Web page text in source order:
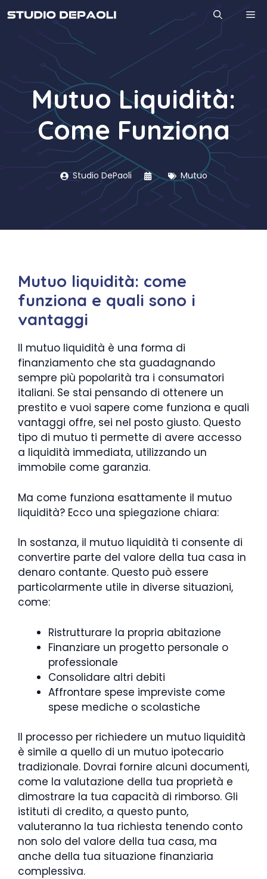
al
contenuto
Mutuo Liquidità:
Come Funziona
Studio DePaoli Mutuo
Mutuo liquidità: come
funziona e quali sono i
vantaggi
Il mutuo liquidità è una forma di
finanziamento che sta guadagnando
sempre più popolarità tra i consumatori
italiani. Se stai pensando di ottenere un
prestito e vuoi sapere come funziona e quali
vantaggi offre, sei nel posto giusto. Questo
tipo di mutuo ti permette di avere accesso
a liquidità immediata, utilizzando un
immobile come garanzia.
Ma come funziona esattamente il mutuo
liquidità? Ecco una spiegazione chiara:
In sostanza, il mutuo liquidità ti consente di
convertire parte del valore della tua casa in
denaro contante. Questo può essere
particolarmente utile in diverse situazioni,
come:
Ristrutturare la propria abitazione
Finanziare un progetto personale o
professionale
Consolidare altri debiti
Affrontare spese impreviste come
spese mediche o scolastiche
Il processo per richiedere un mutuo liquidità
è simile a quello di un mutuo ipotecario
tradizionale. Dovrai fornire alcuni documenti,
come la valutazione della tua proprietà e
dimostrare la tua capacità di rimborso. Gli
istituti di credito, a questo punto,
valuteranno la tua richiesta tenendo conto
non solo del valore della tua casa, ma
anche della tua situazione finanziaria
complessiva.